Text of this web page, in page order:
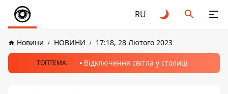
RU
Новини НОВИНИ 17:18, 28 Лютого 2023
ТОПТЕМА: Відключення світла у столиці